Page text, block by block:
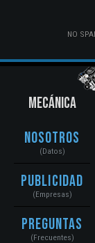
NO
MECÁNICA
Nosotros
(Datos)
Publicidad
(Empresas)
Preguntas
(Frecuentes)